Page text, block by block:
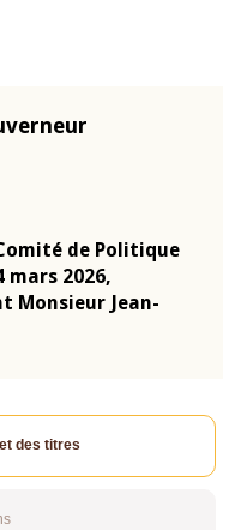
de Politique
mars 2026,
Monsieur Jean-
des titres